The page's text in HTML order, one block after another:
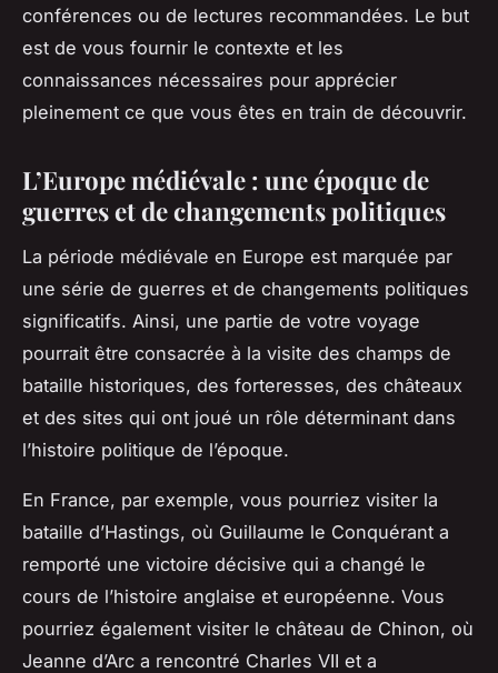
conférences ou de lectures recommandées. Le but
est de vous fournir le contexte et les
connaissances nécessaires pour apprécier
pleinement ce que vous êtes en train de découvrir.
L’Europe médiévale : une époque de
guerres et de changements politiques
La période médiévale en Europe est marquée par
une série de guerres et de changements politiques
significatifs. Ainsi, une partie de votre voyage
pourrait être consacrée à la visite des champs de
bataille historiques, des forteresses, des châteaux
et des sites qui ont joué un rôle déterminant dans
l’histoire politique de l’époque.
En France, par exemple, vous pourriez visiter la
bataille d’Hastings, où Guillaume le Conquérant a
remporté une victoire décisive qui a changé le
cours de l’histoire anglaise et européenne. Vous
pourriez également visiter le château de Chinon, où
Jeanne d’Arc a rencontré Charles VII et a